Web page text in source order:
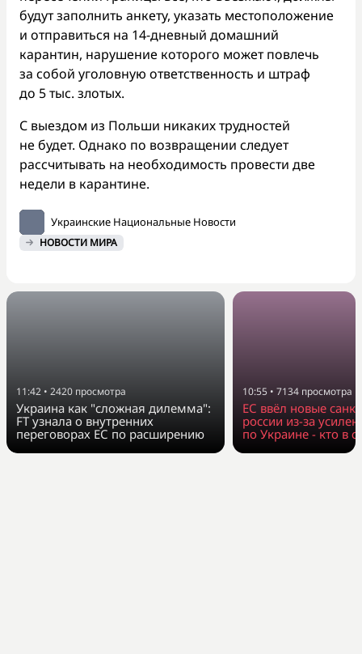
будут заполнить анкету, указать местоположение
и отправиться на 14-дневный домашний
карантин, нарушение которого может повлечь
за собой уголовную ответственность и штраф
до 5 тыс. злотых.
С выездом из Польши никаких трудностей
не будет. Однако по возвращении следует
рассчитывать на необходимость провести две
недели в карантине.
Украинские Национальные Новости
НОВОСТИ МИРА
11:42 • 2420 просмотра
Украина как "сложная дилемма":
FT узнала о внутренних
переговорах ЕС по расширению
10:55 • 7134 просмотра
ЕС ввёл новые
россии из-за
по Украине - кто в